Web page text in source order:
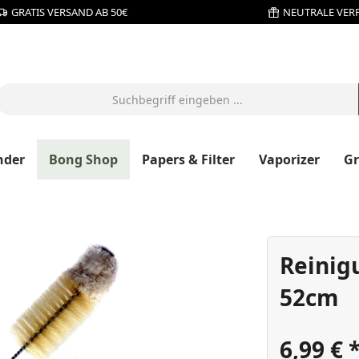
GRATIS VERSAND AB 50€ NEUTRALE
Bong Shop Papers & Filter Vaporizer
52cm
6,99 €